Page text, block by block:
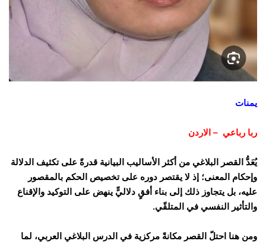
يمنات
ربا رباعي – الاردن
يُعَدُّ القصر البلاغي من أكثر الأساليب البيانية قدرةً على تكثيف الدلالة
وإحكام المعنى؛ إذ لا يقتصر دوره على تخصيص الحكم بالمقصور
عليه، بل يتجاوز ذلك إلى بناء أفقٍ دلاليٍّ ينهض على التوكيد والإقناع
والتأثير النفسي في المتلقّي.
ومن هنا احتلّ القصر مكانةً مركزية في الدرس البلاغي العربي، لما